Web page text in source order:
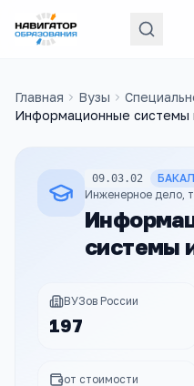
Главная Вузы
Информационные системы
09.03.02
Инженерное дело,
системы
ВУЗов России
197
от стоимости